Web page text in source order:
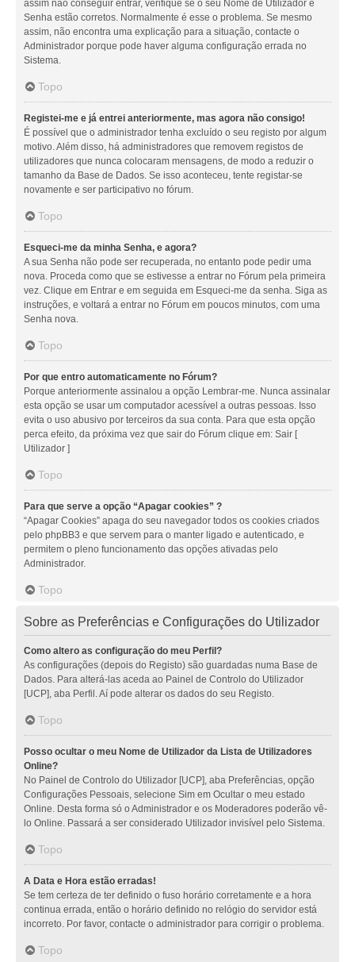
assim não conseguir entrar, verifique se o seu Nome de Utilizador e
Senha estão corretos. Normalmente é esse o problema. Se mesmo
assim, não encontra uma explicação para a situação, contacte o
Administrador porque pode haver alguma configuração errada no
Sistema.
Topo
Registei-me e já entrei anteriormente, mas agora não consigo!
É possível que o administrador tenha excluído o seu registo por algum
motivo. Além disso, há administradores que removem registos de
utilizadores que nunca colocaram mensagens, de modo a reduzir o
tamanho da Base de Dados. Se isso aconteceu, tente registar-se
novamente e ser participativo no fórum.
Topo
Esqueci-me da minha Senha, e agora?
A sua Senha não pode ser recuperada, no entanto pode pedir uma
nova. Proceda como que se estivesse a entrar no Fórum pela primeira
vez. Clique em Entrar e em seguida em Esqueci-me da senha. Siga as
instruções, e voltará a entrar no Fórum em poucos minutos, com uma
Senha nova.
Topo
Por que entro automaticamente no Fórum?
Porque anteriormente assinalou a opção Lembrar-me. Nunca assinalar
esta opção se usar um computador acessível a outras pessoas. Isso
evita o uso abusivo por terceiros da sua conta. Para que esta opção
perca efeito, da próxima vez que sair do Fórum clique em: Sair [
Utilizador ]
Topo
Para que serve a opção “Apagar cookies” ?
“Apagar Cookies” apaga do seu navegador todos os cookies criados
pelo phpBB3 e que servem para o manter ligado e autenticado, e
permitem o pleno funcionamento das opções ativadas pelo
Administrador.
Topo
Sobre as Preferências e Configurações do Utilizador
Como altero as configuração do meu Perfil?
As configurações (depois do Registo) são guardadas numa Base de
Dados. Para alterá-las aceda ao Painel de Controlo do Utilizador
[UCP], aba Perfil. Aí pode alterar os dados do seu Registo.
Topo
Posso ocultar o meu Nome de Utilizador da Lista de Utilizadores
Online?
No Painel de Controlo do Utilizador [UCP], aba Preferências, opção
Configurações Pessoais, selecione Sim em Ocultar o meu estado
Online. Desta forma só o Administrador e os Moderadores poderão vê-
lo Online. Passará a ser considerado Utilizador invisível pelo Sistema.
Topo
A Data e Hora estão erradas!
Se tem certeza de ter definido o fuso horário corretamente e a hora
continua errada, então o horário definido no relógio do servidor está
incorreto. Por favor, contacte o administrador para corrigir o problema.
Topo